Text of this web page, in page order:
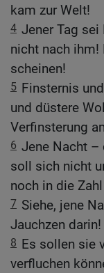
kam zur Welt!
4 Jener Tag
nicht nach ihm!
scheinen!
5 Finsternis
und düstere
Verfinsterung
6 Jene Nacht –
soll sich nicht
noch in die
7 Siehe, jene
Jauchzen darin!
8 Es sollen sie
verfluchen